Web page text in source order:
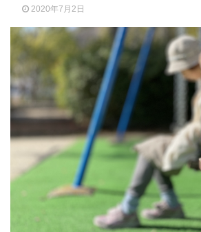
90代母親と息子が自宅で血を流し死亡 無理
東京都 高齢者らを対象にGoToの自粛を呼び
2021年4月12日
高齢者のワクチン接種始まる 今日から全国
2021年3月17日
認知症男性から現金を盗みヘルパーが逮捕
2020年7月2日